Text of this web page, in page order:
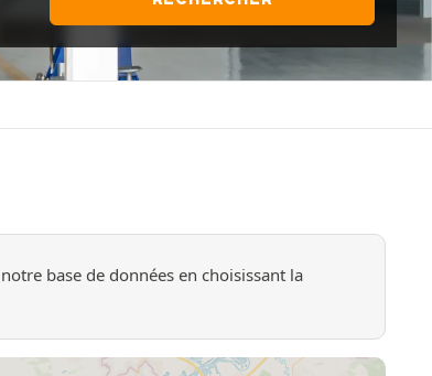
base de données en choisissant la